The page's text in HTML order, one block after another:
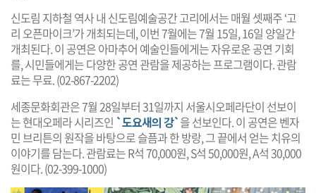
신도림 지하철 역사 내 신도림예술공간 고리에서는 매월 셋째주 ‘고
리 오픈마이크’가 개최되는데, 이번 7월에는 7월 15일, 16일 양일간
개최된다. 이 공연은 아마추어 예술인들에게는 자유로운 공연 기회
를, 시민들에게는 다양한 공연 관람을 제공하는 프로그램이다. 관람
료는 무료. (02-867-2202)
세종문화회관은 7월 28일부터 31일까지 서울시오페라단이 선보이
는 현대오페라 시리즈인 `도요새의 강`을 선보인다. 이 공연은 벤자
민 브리튼의 원작을 바탕으로 슬픔과 한 방랑, 그 끝에서 얻는 치유의
이야기를 담는다. 관람료는 R석 70,000원, S석 50,000원, A석 30,000
원이다. (02-399-1000)